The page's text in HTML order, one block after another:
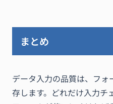
まとめ
データ入力の品質は、フ
存します。どれだけ入力チ